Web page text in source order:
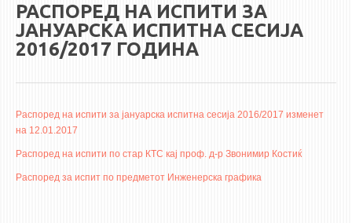
МАШИНСКО ИНЖЕНЕРСТВО - НАУЧНО СПИСАНИЕ
АПЛИКАТИВНА ДЕЈНОСТ
QIM-SEE
3DFindIT
WATERBRIDGING
РАСПОРЕД НА ИСПИТИ ЗА
ЈАНУАРСКА ИСПИТНА СЕСИЈА
2016/2017 ГОДИНА
Распоред на испити за јануарска испитна сесија 2016/2017 изменет
на 12.01.2017
Распоред на испити по стар КТС кај проф. д-р Звонимир Костиќ
Распоред за испит по предметот Инженерска графика